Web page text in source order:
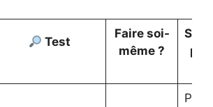
Test
Faire soi-
même ?
Pas